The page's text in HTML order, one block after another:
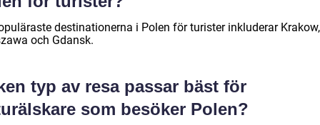
destinationerna i Polen för turister inkluderar Krakow,
och Gdansk.
typ av resa passar bäst för
som besöker Polen?